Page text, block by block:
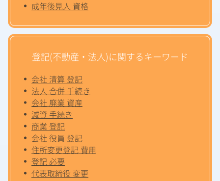
成年後見人 資格
登記(不動産・法人)に関するキーワード
会社 清算 登記
法人 合併 手続き
会社 廃業 資産
減資 手続き
商業 登記
会社 役員 登記
住所変更登記 費用
登記 必要
代表取締役 変更